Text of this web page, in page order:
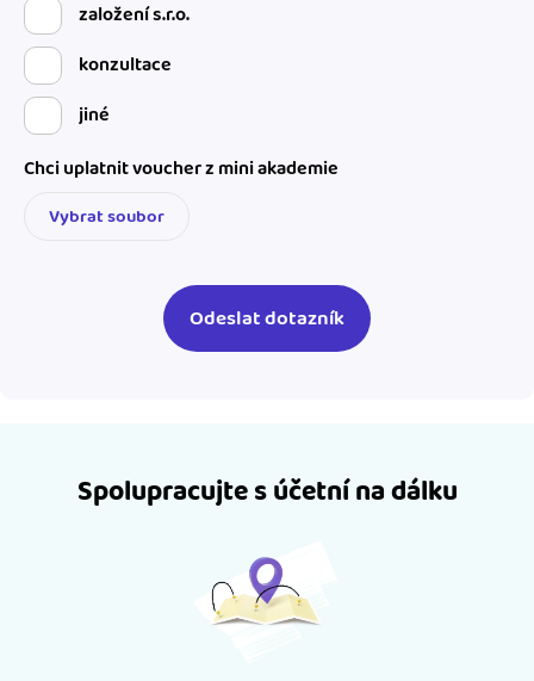
založení s.r.o.
konzultace
jiné
Chci uplatnit voucher z mini akademie
Vybrat soubor
Spolupracujte s účetní na dálku